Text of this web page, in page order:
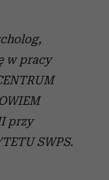
w pracy
przy
SWPS.